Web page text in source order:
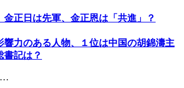
金正日は先軍、金正恩は「共進」？
響力のある人物、１位は中国の胡錦濤主
記は？
…